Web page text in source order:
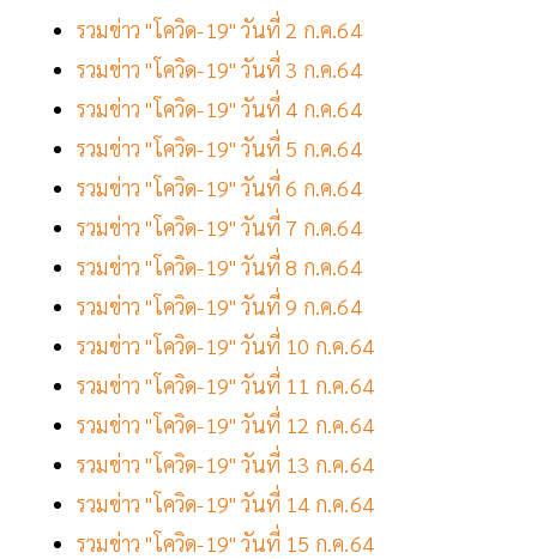
รวมข่าว "โควิด-19" วันที่ 2 ก.ค.64
รวมข่าว "โควิด-19" วันที่ 3 ก.ค.64
รวมข่าว "โควิด-19" วันที่ 4 ก.ค.64
รวมข่าว "โควิด-19" วันที่ 5 ก.ค.64
รวมข่าว "โควิด-19" วันที่ 6 ก.ค.64
รวมข่าว "โควิด-19" วันที่ 7 ก.ค.64
รวมข่าว "โควิด-19" วันที่ 8 ก.ค.64
รวมข่าว "โควิด-19" วันที่ 9 ก.ค.64
รวมข่าว "โควิด-19" วันที่ 10 ก.ค.64
รวมข่าว "โควิด-19" วันที่ 11 ก.ค.64
รวมข่าว "โควิด-19" วันที่ 12 ก.ค.64
รวมข่าว "โควิด-19" วันที่ 13 ก.ค.64
รวมข่าว "โควิด-19" วันที่ 14 ก.ค.64
รวมข่าว "โควิด-19" วันที่ 15 ก.ค.64